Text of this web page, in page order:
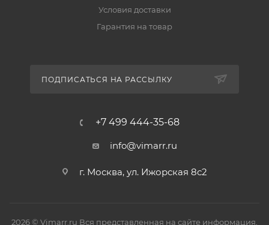
Условия доставки
Гарантия на товар
ПОДПИСАТЬСЯ НА РАССЫЛКУ
+7 499 444-35-68
info@vimarr.ru
г. Москва, ул. Ижорская 8с2
2026 © Vimarr.ru Вся представленная на сайте информация,